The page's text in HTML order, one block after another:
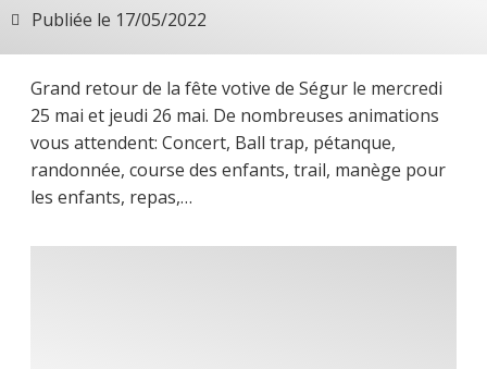
Publiée le 17/05/2022
Grand retour de la fête votive de Ségur le mercredi
25 mai et jeudi 26 mai. De nombreuses animations
vous attendent: Concert, Ball trap, pétanque,
randonnée, course des enfants, trail, manège pour
les enfants, repas,…